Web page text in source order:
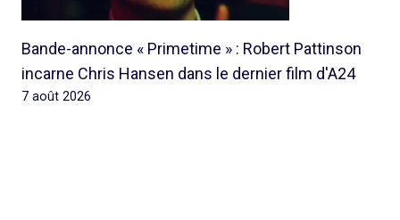
Bande-annonce « Primetime » : Robert Pattinson
incarne Chris Hansen dans le dernier film d'A24
7 août 2026